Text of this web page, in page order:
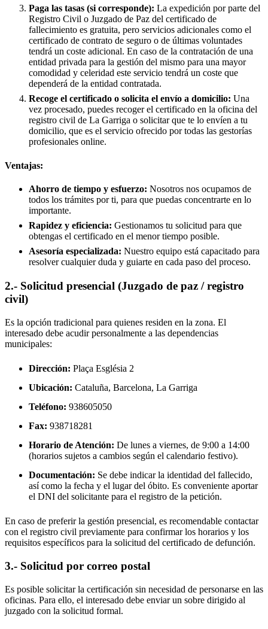
Paga las tasas (si corresponde): La expedición por parte del
Registro Civil o Juzgado de Paz del certificado de
fallecimiento es gratuita, pero servicios adicionales como el
certificado de contrato de seguro o de últimas voluntades
tendrá un coste adicional. En caso de la contratación de una
entidad privada para la gestión del mismo para una mayor
comodidad y celeridad este servicio tendrá un coste que
dependerá de la entidad contratada.
Recoge el certificado o solicita el envío a domicilio: Una
vez procesado, puedes recoger el certificado en la oficina del
registro civil de La Garriga o solicitar que te lo envíen a tu
domicilio, que es el servicio ofrecido por todas las gestorías
profesionales online.
Ventajas:
Ahorro de tiempo y esfuerzo: Nosotros nos ocupamos de
todos los trámites por ti, para que puedas concentrarte en lo
importante.
Rapidez y eficiencia: Gestionamos tu solicitud para que
obtengas el certificado en el menor tiempo posible.
Asesoría especializada: Nuestro equipo está capacitado para
resolver cualquier duda y guiarte en cada paso del proceso.
2.- Solicitud presencial (Juzgado de paz / registro
civil)
Es la opción tradicional para quienes residen en la zona. El
interesado debe acudir personalmente a las dependencias
municipales:
Dirección: Plaça Església 2
Ubicación: Cataluña, Barcelona, La Garriga
Teléfono: 938605050
Fax: 938718281
Horario de Atención: De lunes a viernes, de 9:00 a 14:00
(horarios sujetos a cambios según el calendario festivo).
Documentación: Se debe indicar la identidad del fallecido,
así como la fecha y el lugar del óbito. Es conveniente aportar
el DNI del solicitante para el registro de la petición.
En caso de preferir la gestión presencial, es recomendable contactar
con el registro civil previamente para confirmar los horarios y los
requisitos específicos para la solicitud del certificado de defunción.
3.- Solicitud por correo postal
Es posible solicitar la certificación sin necesidad de personarse en las
oficinas. Para ello, el interesado debe enviar un sobre dirigido al
juzgado con la solicitud formal.